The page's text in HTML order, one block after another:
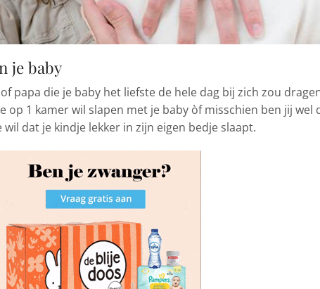
je baby
papa die je baby het liefste de hele dag bij zich zou
op 1 kamer wil slapen met je baby òf misschien ben jij wel
dat je kindje lekker in zijn eigen bedje slaapt.